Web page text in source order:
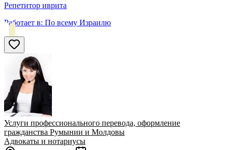
Репетитор иврита
Работает в: По всему Израилю
Услуги профессионального перевода, оформление
гражданства Румынии и Молдовы
Адвокаты и нoтариусы